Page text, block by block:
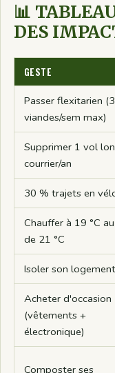
📊
DES
GESTE
Passer flexitarien (3
viandes/sem max)
Supprimer 1 vol
courrier/an
30 % trajets en
Chauffer à 19 °C
de 21 °C
Isoler son logement
Acheter d'occasion
(vêtements +
électronique)
Composter ses